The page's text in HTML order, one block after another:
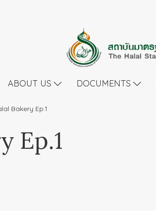
ABOUT US DOCUMENTS
Bakery Ep.1
Ep.1